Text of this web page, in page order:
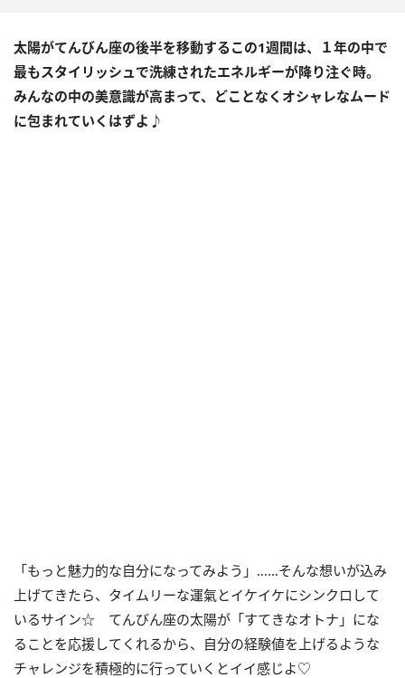
太陽がてんびん座の後半を移動するこの1週間は、１年の中で
最もスタイリッシュで洗練されたエネルギーが降り注ぐ時。
みんなの中の美意識が高まって、どことなくオシャレなムード
に包まれていくはずよ♪
「もっと魅力的な自分になってみよう」……そんな想いが込み
上げてきたら、タイムリーな運氣とイケイケにシンクロして
いるサイン☆ てんびん座の太陽が「すてきなオトナ」にな
ることを応援してくれるから、自分の経験値を上げるような
チャレンジを積極的に行っていくとイイ感じよ♡